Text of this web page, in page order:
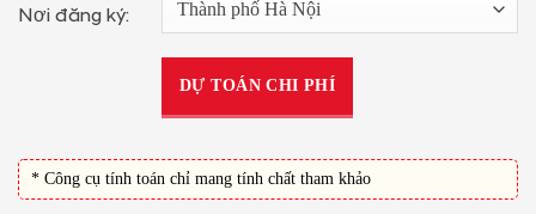
Nơi đăng ký:
DỰ TOÁN CHI PHÍ
* Công cụ tính toán chỉ mang tính chất tham khảo